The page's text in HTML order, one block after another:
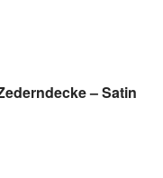
– Satin